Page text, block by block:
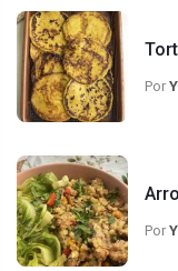
Por
Por